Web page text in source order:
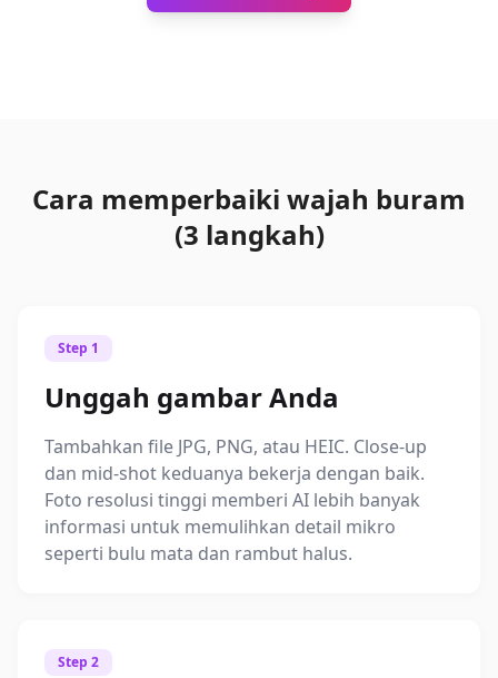
Cara memperbaiki wajah buram
(3 langkah)
Step 1
Unggah gambar Anda
Tambahkan file JPG, PNG, atau HEIC. Close-up
dan mid-shot keduanya bekerja dengan baik.
Foto resolusi tinggi memberi AI lebih banyak
informasi untuk memulihkan detail mikro
seperti bulu mata dan rambut halus.
Step 2